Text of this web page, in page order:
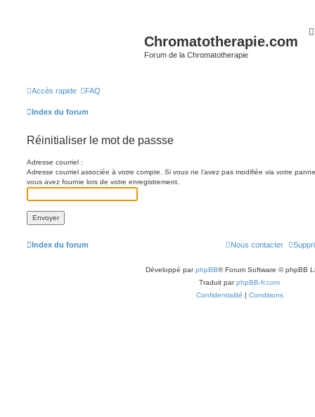
Chromatotherapie.com
Forum de la Chromatotherapie
Accès rapide FAQ
Index du forum
Réinitialiser le mot de passse
Adresse courriel :
Adresse courriel associée à votre compte. Si vous ne l’avez pas modifiée via votre
vous avez fournie lors de votre enregistrement.
Index du forum Nous contacter
Développé parphpBB® Forum Software © phpBB
Traduit parphpBB-fr.com
Confidentialité | Conditions